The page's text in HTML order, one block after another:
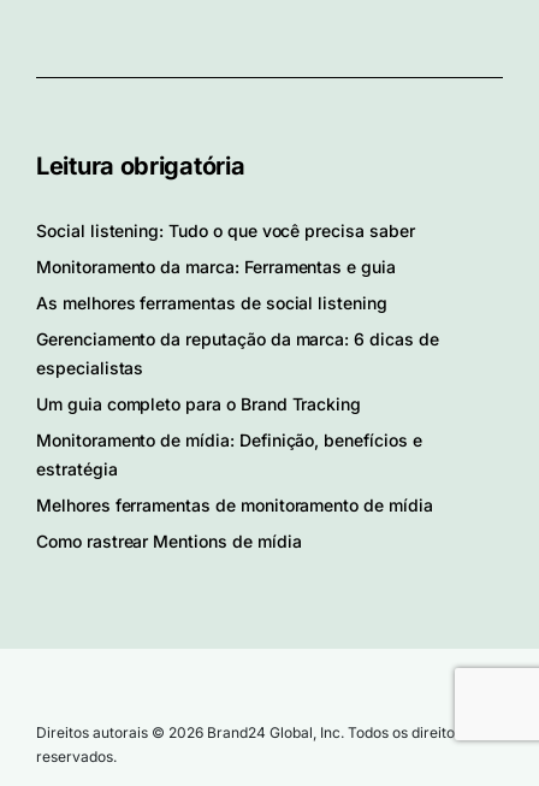
Leitura obrigatória
Social listening: Tudo o que você precisa saber
Monitoramento da marca: Ferramentas e guia
As melhores ferramentas de social listening
Gerenciamento da reputação da marca: 6 dicas de
especialistas
Um guia completo para o Brand Tracking
Monitoramento de mídia: Definição, benefícios e
estratégia
Melhores ferramentas de monitoramento de mídia
Como rastrear Mentions de mídia
Direitos autorais © 2026 Brand24 Global, Inc. Todos os direitos
reservados.